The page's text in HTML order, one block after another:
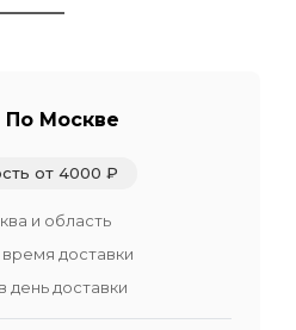
По Москве
от 4000 ₽
и область
доставки
день доставки